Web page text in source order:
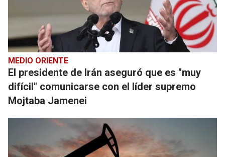
MEDIO ORIENTE
El presidente de Irán aseguró que es "muy
difícil" comunicarse con el líder supremo
Mojtaba Jamenei